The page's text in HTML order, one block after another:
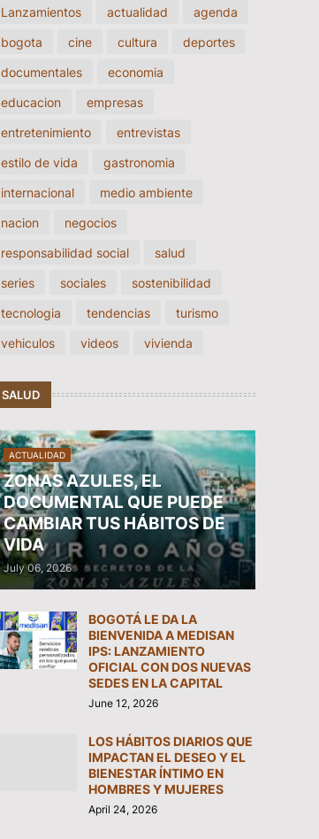
Lanzamientos actualidad
agenda
bogota
cine cultura
deportes
documentales
economia
educacion
empresas
entretenimiento
entrevistas
estilo de vida
gastronomia
internacional
medio ambiente
nacion
negocios
responsabilidad social
salud
series
sociales
sostenibilidad
tecnologia
tendencias
turismo
vehiculos
videos vivienda
SALUD
ACTUALIDAD
ZONAS AZULES, EL
DOCUMENTAL QUE PUEDE
CAMBIAR TUS HÁBITOS DE
VIDA
July 06, 2026
BOGOTÁ LE DA LA
BIENVENIDA A MEDISAN
IPS: LANZAMIENTO
OFICIAL CON DOS NUEVAS
SEDES EN LA CAPITAL
June 12, 2026
LOS HÁBITOS DIARIOS QUE
IMPACTAN EL DESEO Y EL
BIENESTAR ÍNTIMO EN
HOMBRES Y MUJERES
April 24, 2026